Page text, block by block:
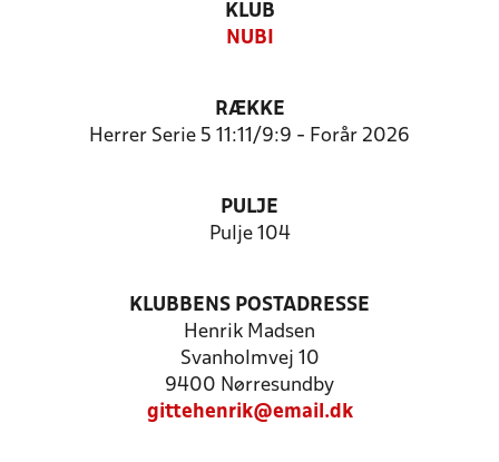
KLUB
NUBI
RÆKKE
Herrer Serie 5 11:11/9:9 - Forår 2026
PULJE
Pulje 104
KLUBBENS POSTADRESSE
Henrik Madsen
Svanholmvej 10
9400 Nørresundby
gittehenrik@email.dk